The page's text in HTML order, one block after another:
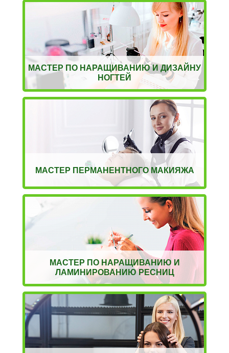
МАСТЕР ПО НАРАЩИВАНИЮ И ДИЗАЙНУ
НОГТЕЙ
МАСТЕР ПЕРМАНЕНТНОГО МАКИЯЖА
МАСТЕР ПО НАРАЩИВАНИЮ И
ЛАМИНИРОВАНИЮ РЕСНИЦ